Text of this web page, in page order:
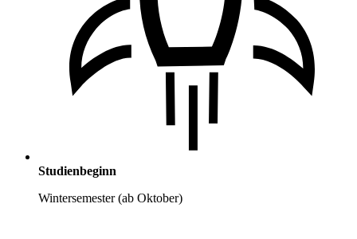
Studienbeginn
Wintersemester (ab Oktober)